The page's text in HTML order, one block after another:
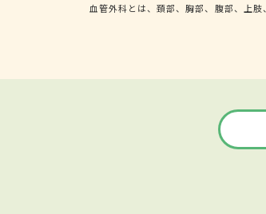
血管外科とは、頚部、胸部、腹部、上